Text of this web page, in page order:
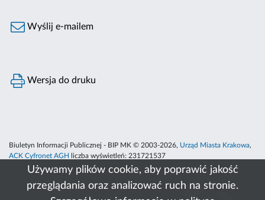
Używamy plików cookie, aby poprawić jakość
przeglądania oraz analizować ruch na stronie.
Wyślij e-mailem
Wersja do druku
Biuletyn Informacji Publicznej - BIP MK © 2003-2026, Urząd Miasta Krakowa,
ACK Cyfronet AGH
liczba wyświetleń: 231721537